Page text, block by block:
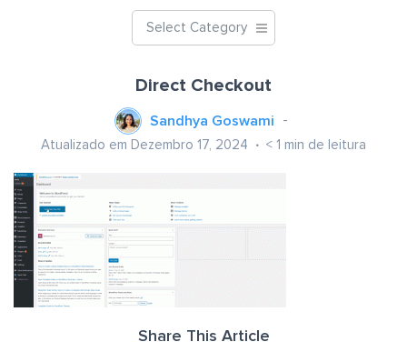
Select Category
Direct Checkout
Sandhya Goswami
Atualizado em Dezembro 17, 2024 < 1 min de leitura
Share This Article